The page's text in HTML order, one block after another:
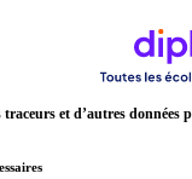
et d’autres données